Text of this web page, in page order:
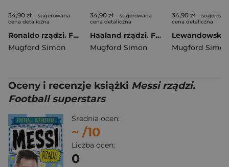
34,90 zł - sugerowana
cena detaliczna
Ronaldo rządzi. Football superstars
Mugford Simon
34,90 zł - sugerowana
cena detaliczna
Haaland rządzi. Football superstars
Mugford Simon
34,90 zł -
cena detaliczna
Mugford Simon
Oceny i recenzje książki Messi rządzi.
Football superstars
Średnia ocen:
~ /10
Liczba ocen:
0